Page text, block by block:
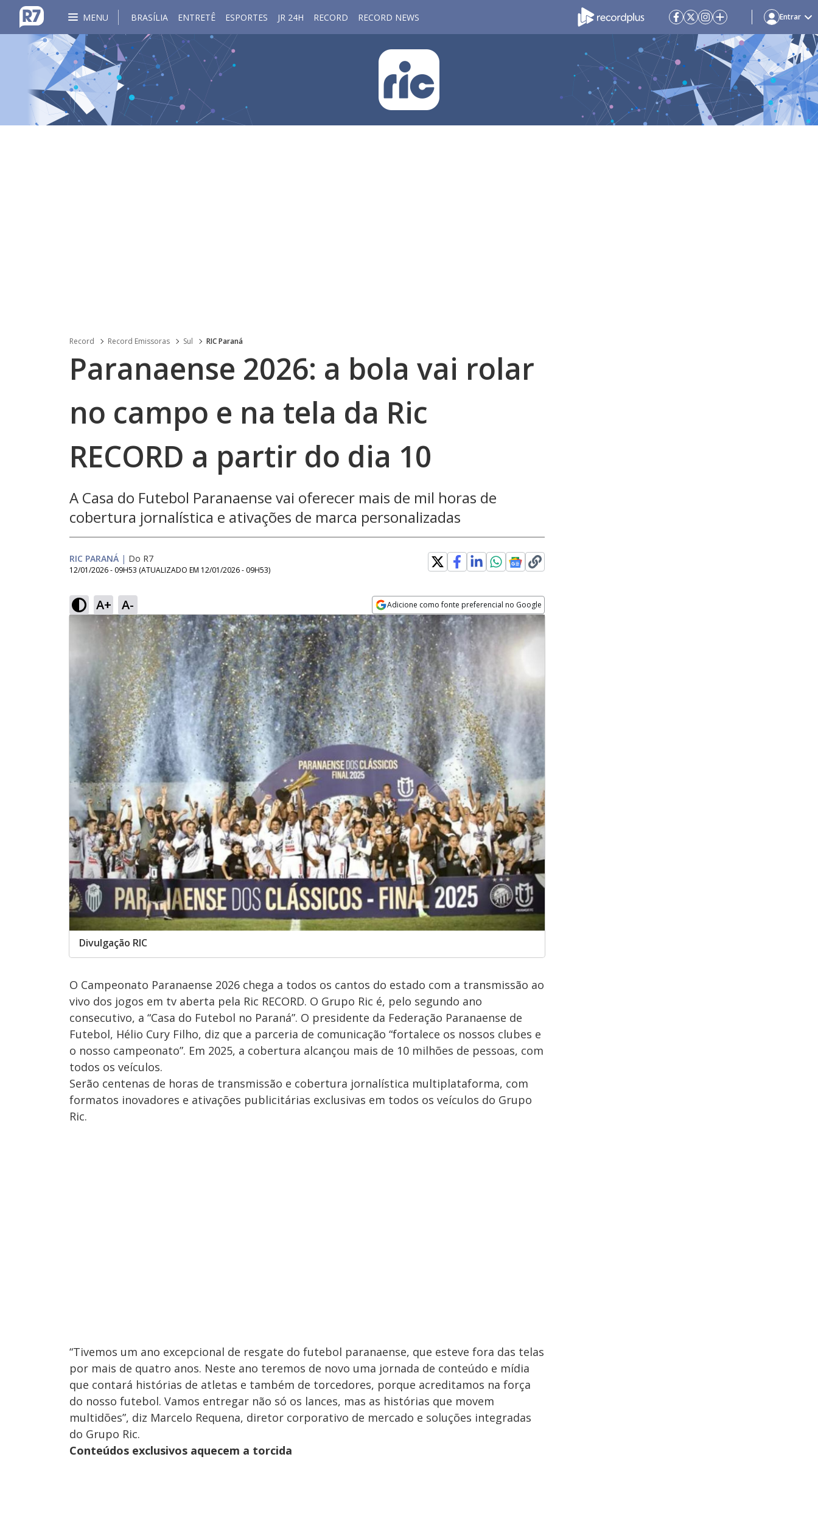
MENU BRASÍLIA ENTRETÊ ESPORTES JR 24H RECORD RECORD NEWS Entrar
Record Record Emissoras Sul RIC Paraná
Paranaense 2026: a bola vai rolar
no campo e na tela da Ric
RECORD a partir do dia 10
A Casa do Futebol Paranaense vai oferecer mais de mil horas de
cobertura jornalística e ativações de marca personalizadas
RIC PARANÁ | Do R7
12/01/2026 - 09H53 (ATUALIZADO EM 12/01/2026 - 09H53)
A+ A- Adicione como fonte preferencial no Google
Opens in new window
Divulgação RIC
O Campeonato Paranaense 2026 chega a todos os cantos do estado com a transmissão ao
vivo dos jogos em tv aberta pela Ric RECORD. O Grupo Ric é, pelo segundo ano
consecutivo, a “Casa do Futebol no Paraná”. O presidente da Federação Paranaense de
Futebol, Hélio Cury Filho, diz que a parceria de comunicação “fortalece os nossos clubes e
o nosso campeonato”. Em 2025, a cobertura alcançou mais de 10 milhões de pessoas, com
todos os veículos.
Serão centenas de horas de transmissão e cobertura jornalística multiplataforma, com
formatos inovadores e ativações publicitárias exclusivas em todos os veículos do Grupo
Ric.
“Tivemos um ano excepcional de resgate do futebol paranaense, que esteve fora das telas
por mais de quatro anos. Neste ano teremos de novo uma jornada de conteúdo e mídia
que contará histórias de atletas e também de torcedores, porque acreditamos na força
do nosso futebol. Vamos entregar não só os lances, mas as histórias que movem
multidões”, diz Marcelo Requena, diretor corporativo de mercado e soluções integradas
do Grupo Ric.
Conteúdos exclusivos aquecem a torcida